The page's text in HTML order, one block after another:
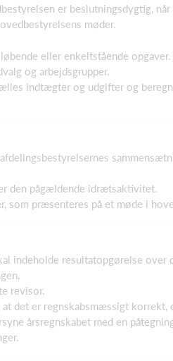
er beslutningsdygtig,
møder.
eller enkeltstående
og arbejdsgrupper.
indtægter og udgifter og
den pågældende idrætsaktivitet.
som præsenteres på et møde i
indeholde resultatopgørelse over
revisor.
at det er regnskabsmæssigt
årsregnskabet med en